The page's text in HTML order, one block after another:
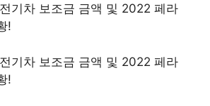
기차 보조금 금액 및 2022 페라
!
기차 보조금 금액 및 2022 페라
!